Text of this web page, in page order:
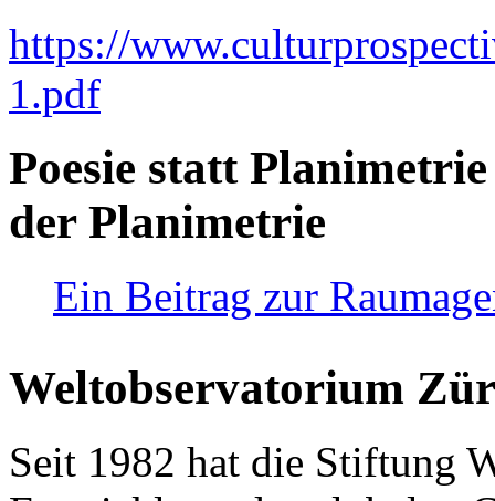
https://
1.pdf
Poesie statt
der Planimetrie
Ein Beitrag zur
Weltobservatorium
Seit 1982 hat die Stiftung